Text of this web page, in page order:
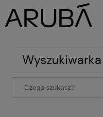
Wyszukiwarka